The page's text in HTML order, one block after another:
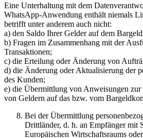
Eine Unterhaltung mit dem
WhatsApp-Anwendung enthält niemals
betrifft unter anderem auch nicht:
a) den Saldo Ihrer Gelder auf dem
b) Fragen im Zusammenhang mit der
Transaktionen;
c) die Erteilung oder Änderung von
d) die Änderung oder Aktualisierung der
des Kunden;
e) die Übermittlung von Anweisungen
von Geldern auf das bzw. vom
Bei der Übermittlung
Drittländer, d. h. an Empfänger mit
Europäischen Wirtschaftsraums